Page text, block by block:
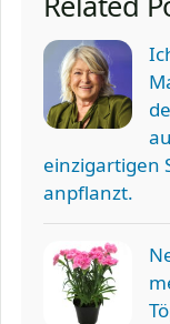
einzigartigen
anpflanzt.